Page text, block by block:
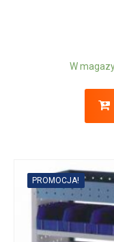
W
PROMOCJA!